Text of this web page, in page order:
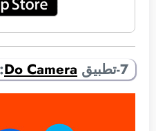
7-تطبيق Do Camera
: